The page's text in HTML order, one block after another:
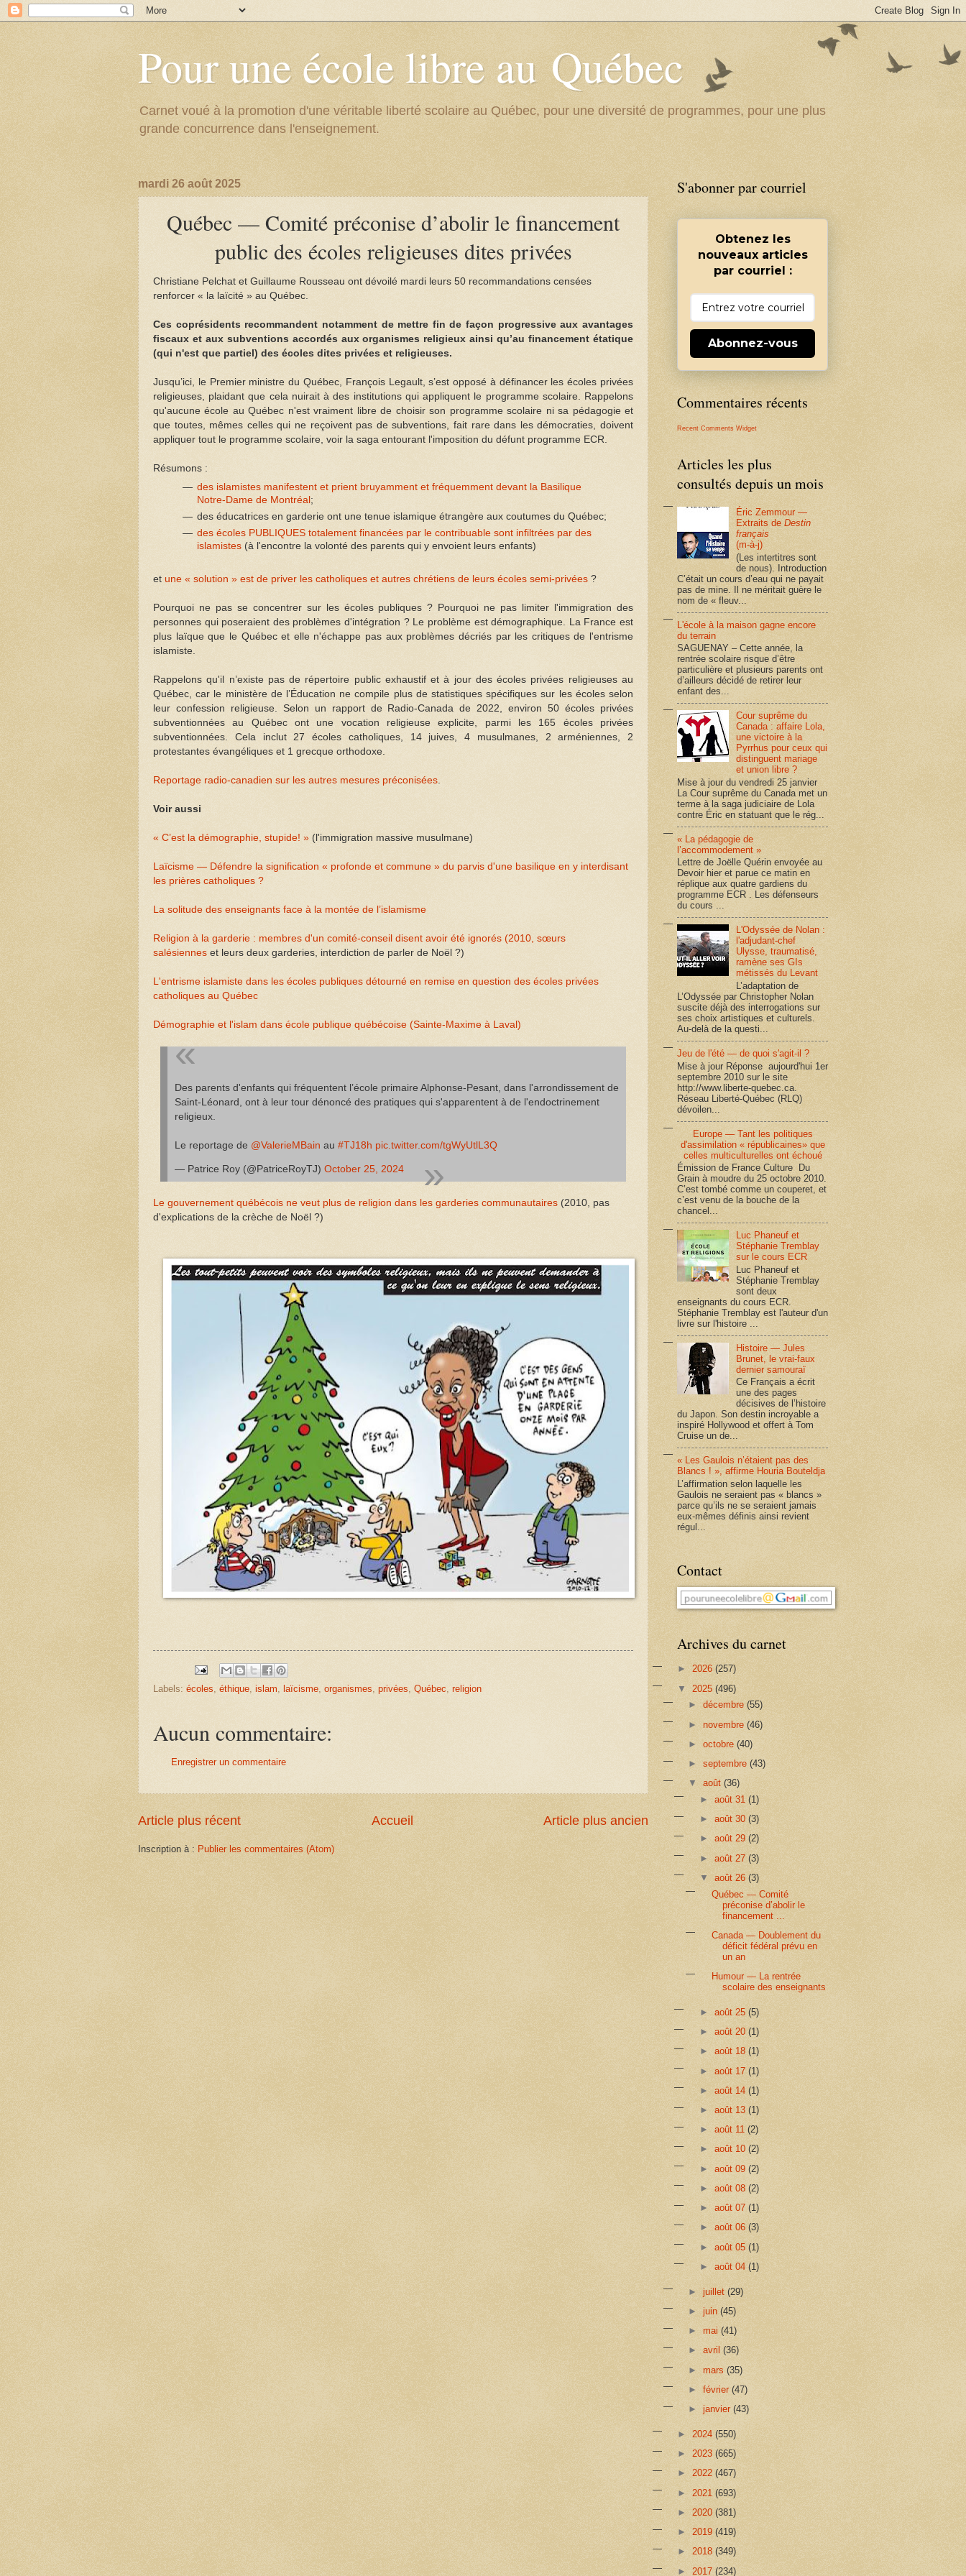
Pour une école libre au Québec
Carnet voué à la promotion d'une véritable liberté scolaire au Québec, pour une diversité de programmes, pour une plus
grande concurrence dans l'enseignement.
mardi 26 août 2025
Québec — Comité préconise d’abolir le financement
public des écoles religieuses dites privées
Christiane Pelchat et Guillaume Rousseau ont dévoilé mardi leurs 50 recommandations censées
renforcer « la laïcité » au Québec.
Ces coprésidents recommandent notamment de mettre fin de façon progressive aux avantages
fiscaux et aux subventions accordés aux organismes religieux ainsi qu’au financement étatique
(qui n'est que partiel) des écoles dites privées et religieuses.
Jusqu’ici, le Premier ministre du Québec, François Legault, s’est opposé à définancer les écoles privées
religieuses, plaidant que cela nuirait à des institutions qui appliquent le programme scolaire. Rappelons
qu'aucune école au Québec n'est vraiment libre de choisir son programme scolaire ni sa pédagogie et
que toutes, mêmes celles qui ne reçoivent pas de subventions, fait rare dans les démocraties, doivent
appliquer tout le programme scolaire, voir la saga entourant l'imposition du défunt programme ECR.
Résumons :
des islamistes manifestent et prient bruyamment et fréquemment devant la Basilique
Notre-Dame de Montréal;
des éducatrices en garderie ont une tenue islamique étrangère aux coutumes du Québec;
des écoles PUBLIQUES totalement financées par le contribuable sont infiltrées par des
islamistes(à l'encontre la volonté des parents qui y envoient leurs enfants)
et une « solution » est de priver les catholiques et autres chrétiens de leurs écoles semi-privées ?
Pourquoi ne pas se concentrer sur les écoles publiques ? Pourquoi ne pas limiter l'immigration des
personnes qui poseraient des problèmes d'intégration ? Le problème est démographique. La France est
plus laïque que le Québec et elle n'échappe pas aux problèmes décriés par les critiques de l'entrisme
islamiste.
Rappelons qu'il n’existe pas de répertoire public exhaustif et à jour des écoles privées religieuses au
Québec, car le ministère de l’Éducation ne compile plus de statistiques spécifiques sur les écoles selon
leur confession religieuse. Selon un rapport de Radio-Canada de 2022, environ 50 écoles privées
subventionnées au Québec ont une vocation religieuse explicite, parmi les 165 écoles privées
subventionnées. Cela inclut 27 écoles catholiques, 14 juives, 4 musulmanes, 2 arméniennes, 2
protestantes évangéliques et 1 grecque orthodoxe.
Reportage radio-canadien sur les autres mesures préconisées.
Voir aussi
« C’est la démographie, stupide! » (l'immigration massive musulmane)
Laïcisme — Défendre la signification « profonde et commune » du parvis d'une basilique en y interdisant
les prières catholiques ?
La solitude des enseignants face à la montée de l’islamisme
Religion à la garderie : membres d'un comité-conseil disent avoir été ignorés (2010, sœurs
salésiennes et leurs deux garderies, interdiction de parler de Noël ?)
L'entrisme islamiste dans les écoles publiques détourné en remise en question des écoles privées
catholiques au Québec
Démographie et l'islam dans école publique québécoise (Sainte-Maxime à Laval)
Des parents d'enfants qui fréquentent l’école primaire Alphonse-Pesant, dans l'arrondissement de
Saint-Léonard, ont à leur tour dénoncé des pratiques qui s'apparentent à de l'endoctrinement
religieux.
Le reportage de @ValerieMBain au #TJ18h pic.twitter.com/tgWyUtlL3Q
— Patrice Roy (@PatriceRoyTJ) October 25, 2024
Le gouvernement québécois ne veut plus de religion dans les garderies communautaires (2010, pas
d'explications de la crèche de Noël ?)
Labels: écoles éthique islam laïcisme organismes privées Québec religion
Aucun commentaire:
Enregistrer un commentaire
Article plus récent Article plus ancien
Accueil
Inscription à : Publier les commentaires (Atom)
S'abonner par courriel
Obtenez les
nouveaux articles
par courriel :
Abonnez-vous
Commentaires récents
Recent Comments Widget
Articles les plus
consultés depuis un mois
Éric Zemmour —
Extraits deDestin
français
(m-à-j)
(Les intertitres sont
de nous). Introduction
C’était un cours d’eau qui ne payait
pas de mine. Il ne méritait guère le
nom de « fleuv...
L'école à la maison gagne encore
du terrain
SAGUENAY – Cette année, la
rentrée scolaire risque d’être
particulière et plusieurs parents ont
d’ailleurs décidé de retirer leur
enfant des...
Cour suprême du
Canada : affaire Lola,
une victoire à la
Pyrrhus pour ceux qui
distinguent mariage
et union libre ?
Mise à jour du vendredi 25 janvier
La Cour suprême du Canada met un
terme à la saga judiciaire de Lola
contre Éric en statuant que le rég...
« La pédagogie de
l’accommodement »
Lettre de Joëlle Quérin envoyée au
Devoir hier et parue ce matin en
réplique aux quatre gardiens du
programme ECR . Les défenseurs
du cours ...
L'Odyssée de Nolan :
l'adjudant-chef
Ulysse, traumatisé,
ramène ses GIs
métissés du Levant
L’adaptation de
L’Odyssée par Christopher Nolan
suscite déjà des interrogations sur
ses choix artistiques et culturels.
Au-delà de la questi...
Jeu de l'été — de quoi s'agit-il ?
Mise à jour Réponse aujourd'hui 1er
septembre 2010 sur le site
http://www.liberte-quebec.ca.
Réseau Liberté-Québec (RLQ)
dévoilen...
Europe — Tant les politiques
d'assimilation « républicaines» que
celles multiculturelles ont échoué
Émission de France Culture Du
Grain à moudre du 25 octobre 2010.
C’est tombé comme un couperet, et
c’est venu de la bouche de la
chancel...
Luc Phaneuf et
Stéphanie Tremblay
sur le cours ECR
Luc Phaneuf et
Stéphanie Tremblay
sont deux
enseignants du cours ECR.
Stéphanie Tremblay est l'auteur d'un
livre sur l'histoire ...
Histoire — Jules
Brunet, le vrai-faux
dernier samouraï
Ce Français a écrit
une des pages
décisives de l’histoire
du Japon. Son destin incroyable a
inspiré Hollywood et offert à Tom
Cruise un de...
« Les Gaulois n’étaient pas des
Blancs ! », affirme Houria Bouteldja
L’affirmation selon laquelle les
Gaulois ne seraient pas « blancs »
parce qu’ils ne se seraient jamais
eux-mêmes définis ainsi revient
régul...
Contact
Archives du carnet
► 2026 (257)
▼ 2025 (496)
►décembre(55)
► novembre(46)
►octobre(40)
►septembre(43)
▼août(36)
► août 31 (1)
► août 30 (3)
► août 29 (2)
► août 27 (3)
▼ août 26 (3)
Québec — Comité
préconise d’abolir le
financement ...
Canada — Doublement du
déficit fédéral prévu en
un an
Humour — La rentrée
scolaire des enseignants
► août 25 (5)
► août 20 (1)
► août 18 (1)
► août 17 (1)
► août 14 (1)
► août 13 (1)
► août 11 (2)
► août 10 (2)
► août 09 (2)
► août 08 (2)
► août 07 (1)
► août 06 (3)
► août 05 (1)
► août 04 (1)
► juillet(29)
►juin(45)
►mai(41)
►avril(36)
►mars(35)
►février(47)
►janvier(43)
► 2024 (550)
► 2023 (665)
► 2022 (467)
► 2021 (693)
► 2020 (381)
► 2019 (419)
► 2018 (349)
► 2017 (234)